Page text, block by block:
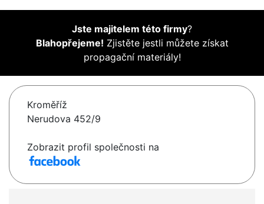
Jste majitelem této firmy?
Blahopřejeme! Zjistěte jestli můžete získat
propagační materiály!
Kroměříž
Nerudova 452/9
Zobrazit profil společnosti na